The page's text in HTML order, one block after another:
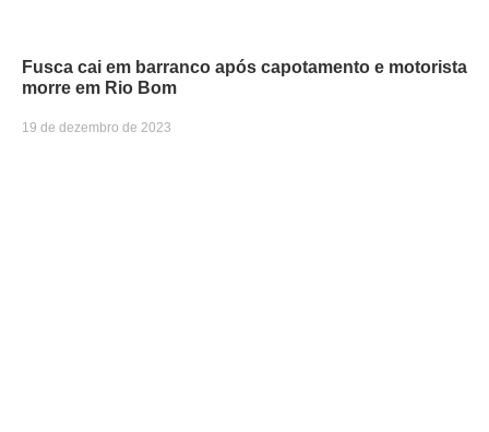
Fusca cai em barranco após capotamento e motorista
morre em Rio Bom
19 de dezembro de 2023